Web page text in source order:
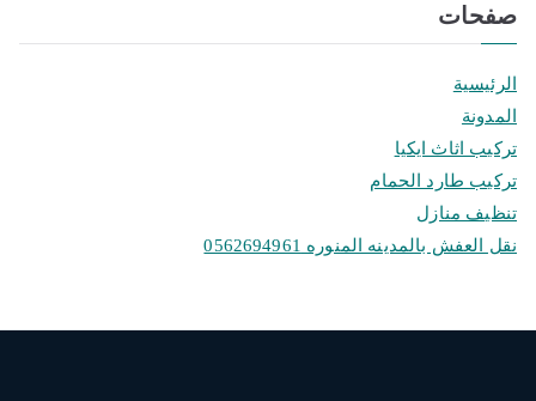
صفحات
الرئيسية
المدونة
تركيب اثاث ايكيا
تركيب طارد الحمام
تنظيف منازل
نقل العفش بالمدينه المنوره 0562694961